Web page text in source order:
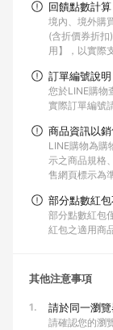
回饋點數計算
境內、境外購
(含折價券折
用】，以實際
訂單編號說明
您於LINE購物
實際訂單編號
商品資訊以
LINE購物為購
示之商品規格
售網頁標示為
部分點數紅
部分點數紅包
紅包之適用商
其他注意事項
1. 請於同一瀏
請確認您的瀏